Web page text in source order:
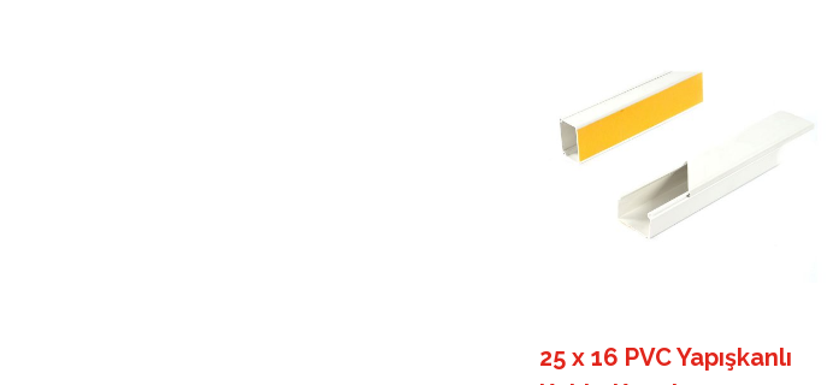
25 x 16 PVC Yapışkanlı